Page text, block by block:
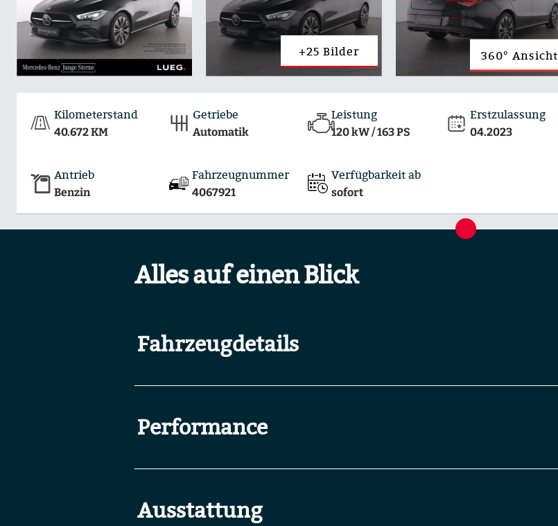
+25 Bilder 360° Ansicht
Kilometerstand
40.672 KM
Getriebe
Automatik
Leistung
120 kW / 163 PS
Erstzulassung
04.2023
Antrieb
Benzin
Fahrzeugnummer
4067921
Verfügbarkeit ab
sofort
Alles auf einen Blick
Fahrzeugdetails
Performance
Ausstattung